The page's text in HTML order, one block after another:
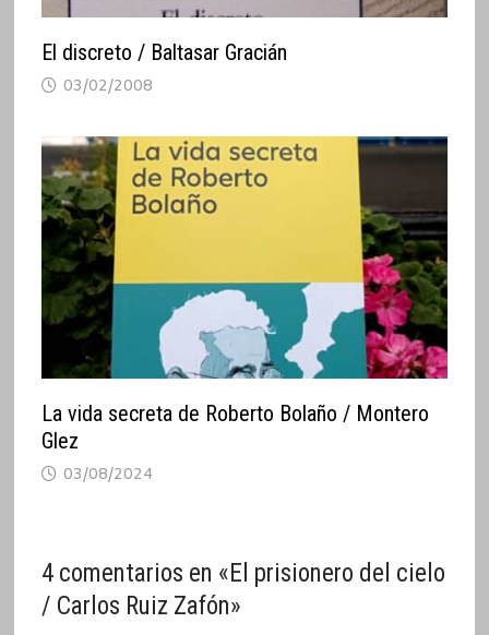
El discreto / Baltasar Gracián
03/02/2008
La vida secreta de Roberto Bolaño / Montero
Glez
03/08/2024
4 comentarios en «El prisionero del cielo
/ Carlos Ruiz Zafón»